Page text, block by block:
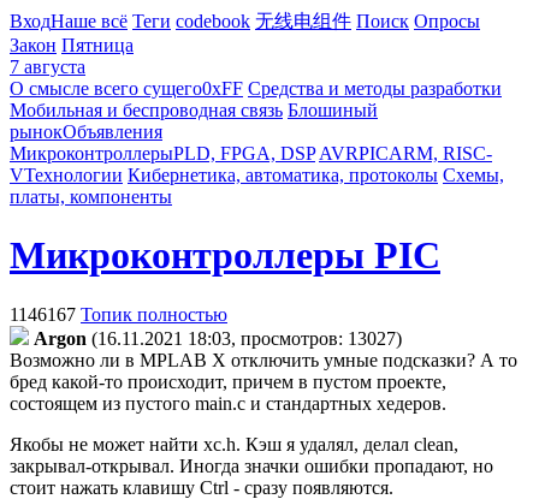
ВходНаше всё Теги codebook 无线电组件 Поиск Опросы
Закон Пятница
7 августа
О смысле всего сущего0xFF Средства и методы разработки
Мобильная и беспроводная связь Блошиный
рынокОбъявления
МикроконтроллерыPLD, FPGA, DSP AVRPICARM, RISC-
VТехнологии Кибернетика, автоматика, протоколы Схемы,
платы, компоненты
Микроконтроллеры PIC
1146167 Топик полностью
Argon (16.11.2021 18:03, просмотров: 13027)
Возможно ли в MPLAB X отключить умные подсказки? А то
бред какой-то происходит, причем в пустом проекте,
состоящем из пустого main.c и стандартных хедеров.
Якобы не может найти xc.h. Кэш я удалял, делал clean,
закрывал-открывал. Иногда значки ошибки пропадают, но
стоит нажать клавишу Ctrl - сразу появляются.